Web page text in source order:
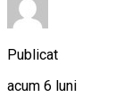
Publicat
acum 6 luni